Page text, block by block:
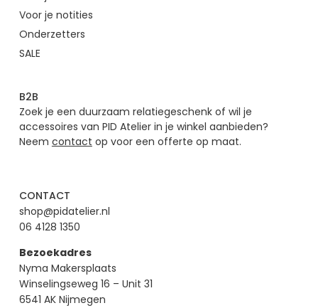
Voor je notities
Onderzetters
SALE
B2B
Zoek je een duurzaam relatiegeschenk of wil je
accessoires van PID Atelier in je winkel aanbieden?
Neem contact op voor een offerte op maat.
CONTACT
shop@pidatelier.nl
06 4128 1350
Bezoekadres
Nyma Makersplaats
Winselingseweg 16 – Unit 31
6541 AK Nijmegen